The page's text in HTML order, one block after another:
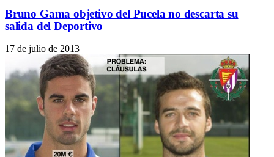
Bruno Gama objetivo del Pucela no descarta su
salida del Deportivo
17 de julio de 2013